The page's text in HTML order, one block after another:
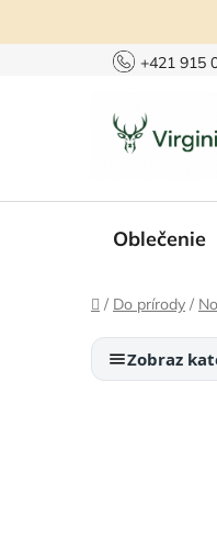
+421 915
Oblečenie
Domov
/ Do prírody /
Zobraz